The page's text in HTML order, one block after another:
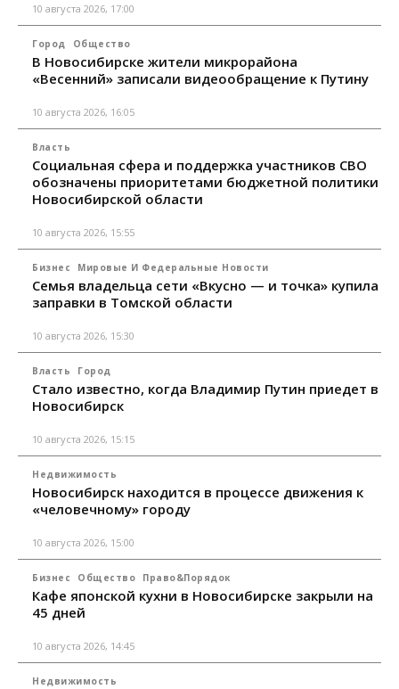
10 августа 2026, 17:00
Город Общество
В Новосибирске жители микрорайона
«Весенний» записали видеообращение к Путину
10 августа 2026, 16:05
Власть
Социальная сфера и поддержка участников СВО
обозначены приоритетами бюджетной политики
Новосибирской области
10 августа 2026, 15:55
Бизнес Мировые И Федеральные Новости
Семья владельца сети «Вкусно — и точка» купила
заправки в Томской области
10 августа 2026, 15:30
Власть Город
Стало известно, когда Владимир Путин приедет в
Новосибирск
10 августа 2026, 15:15
Недвижимость
Новосибирск находится в процессе движения к
«человечному» городу
10 августа 2026, 15:00
Бизнес Общество Право&Порядок
Кафе японской кухни в Новосибирске закрыли на
45 дней
10 августа 2026, 14:45
Недвижимость